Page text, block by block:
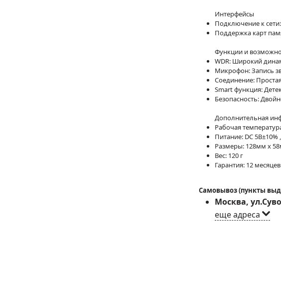
Интерфейсы
Подключение к
Поддержка карт
Функции и
WDR: Широкий
Микрофон: Запись
Соединение:
Smart функция:
Безопасность:
Дополнительная
Рабочая
Питание: DC 5В±10%
Размеры: 128мм x
Вес: 120 г
Гарантия: 12 месяцев
Самовывоз (пункты
Москва,
еще адреса